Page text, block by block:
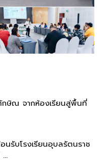
ษิณ จากห้องเรียนสู่พื้นที่
รับโรงเรียนอุบลรัตนราช